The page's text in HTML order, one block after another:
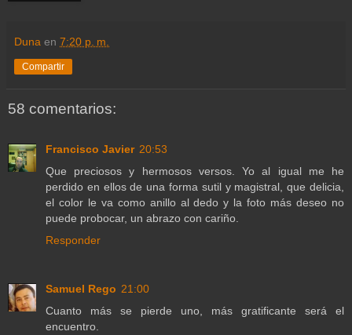
Duna en 7:20 p. m.
Compartir
58 comentarios:
Francisco Javier 20:53
Que preciosos y hermosos versos. Yo al igual me he
perdido en ellos de una forma sutil y magistral, que delicia,
el color le va como anillo al dedo y la foto más deseo no
puede probocar, un abrazo con cariño.
Responder
Samuel Rego 21:00
Cuanto más se pierde uno, más gratificante será el
encuentro.